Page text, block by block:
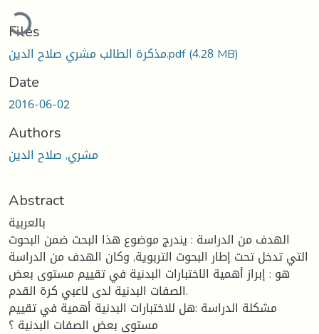
Files
مذكرة الطالب مشري صلاح الدين.pdf(4.28 MB)
Date
2016-06-02
Authors
مشري, صلاح الدين
Abstract
بالعربية
الهدف من الدراسة : يندرج موضوع هذا البحث ضمن البحوث
التي تدخل تحت إطار البحوث التربوية, وكان الهدف من الدراسة
هو : إبراز أهمية الاختبارات البدنية في تقييم مستوى بعض
الصفات البدنية لدى لاعبي كرة القدم.
مشكلة الدراسة :هل للاختبارات البدنية أهمية في تقييم
مستوى بعض الصفات البدنية ؟